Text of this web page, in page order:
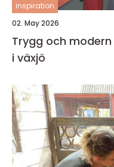
inspiration
02. May 2026
Trygg och
i växjö